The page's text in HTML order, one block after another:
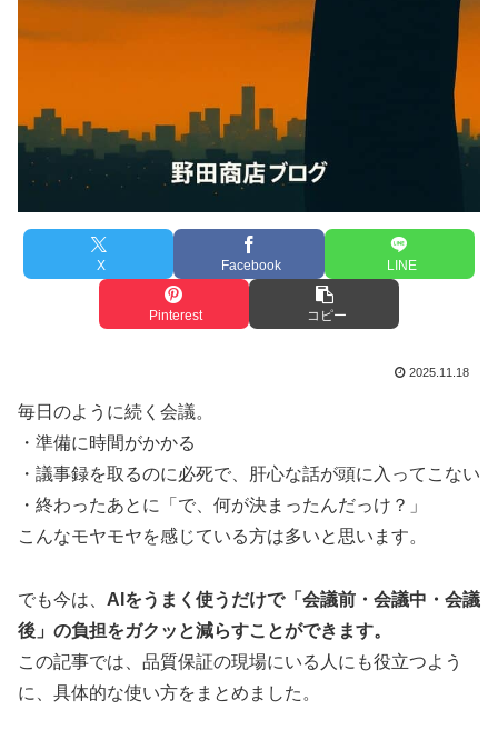
X Facebook LINE
Pinterest コピー
2025.11.18
毎日のように続く会議。
・準備に時間がかかる
・議事録を取るのに必死で、肝心な話が頭に入ってこない
・終わったあとに「で、何が決まったんだっけ？」
こんなモヤモヤを感じている方は多いと思います。
でも今は、 AIをうまく使うだけで「会議前・会議中・会議
後」の負担をガクッと減らすことができます。
この記事では、品質保証の現場にいる人にも役立つよう
に、具体的な使い方をまとめました。